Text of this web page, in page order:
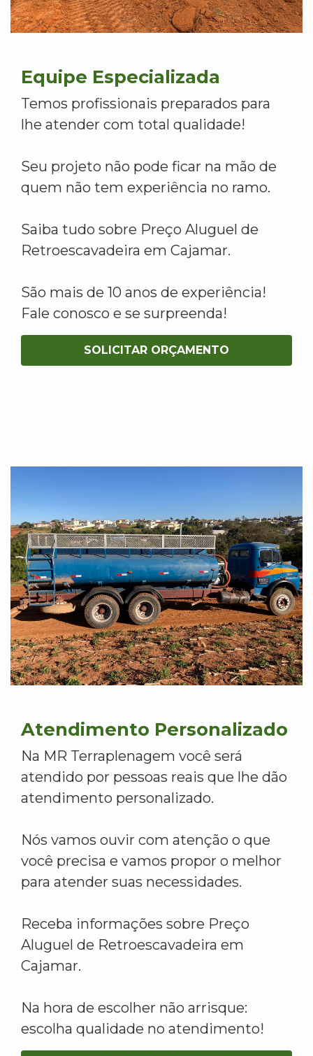
Equipe Especializada
Temos profissionais preparados para
lhe atender com total qualidade!
Seu projeto não pode ficar na mão de
quem não tem experiência no ramo.
Saiba tudo sobre Preço Aluguel de
Retroescavadeira em Cajamar.
São mais de 10 anos de experiência!
Fale conosco e se surpreenda!
SOLICITAR ORÇAMENTO
Atendimento Personalizado
Na MR Terraplenagem você será
atendido por pessoas reais que lhe dão
atendimento personalizado.
Nós vamos ouvir com atenção o que
você precisa e vamos propor o melhor
para atender suas necessidades.
Receba informações sobre Preço
Aluguel de Retroescavadeira em
Cajamar.
Na hora de escolher não arrisque:
escolha qualidade no atendimento!